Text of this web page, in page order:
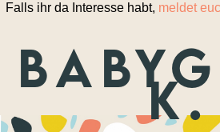
Falls ihr da Interesse habt, meldet
k.